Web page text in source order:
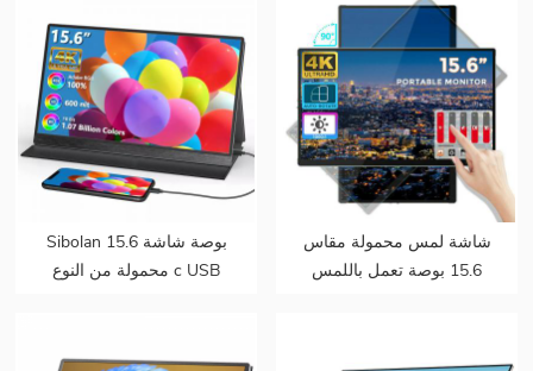
Sibolan 15.6 بوصة شاشة
محمولة من النوع c USB
لجهاز PS5 PC
شاشة لمس محمولة مقاس
15.6 بوصة تعمل باللمس